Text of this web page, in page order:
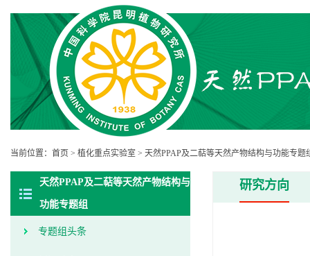
当前位置： 首页 > 植化重点实验室 > 天然PPAP及二萜等天然产物结构与功能专题
天然PPAP及二萜等天然产物结构与
功能专题组
专题组头条
研究方向